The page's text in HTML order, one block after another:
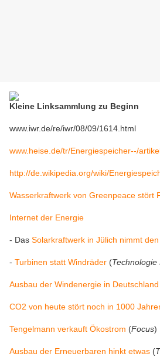
Kleine Linksammlung zu Beginn
www.iwr.de/re/iwr/08/09/1614.html
www.heise.de/tr/Energiespeicher--/
http://de.wikipedia.org/wiki/
Wasserkraftwerk von Greenpeace stört
Internet der Energie
- Das Solarkraftwerk in Jülich nimmt
- Turbinen statt Windräder (Technologie
Ausbau der Windenergie in Deutschland
CO2 von heute stört noch in 1000
Tengelmann verkauft Ökostrom (Focus)
Ausbau der Erneuerbaren hinkt etwas (